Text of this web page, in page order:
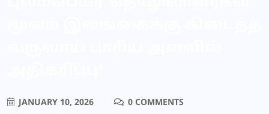
JANUARY 10, 2026
0 COMMENTS